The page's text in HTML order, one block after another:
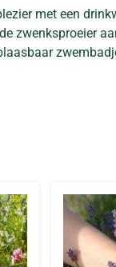
met een
zwenksproeier